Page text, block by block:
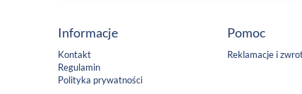
Informacje
Kontakt
Regulamin
Polityka prywatności
Pomoc
Reklamacje i